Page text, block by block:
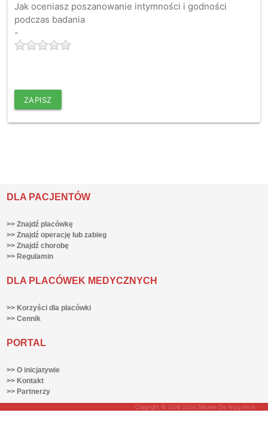
Jak oceniasz poszanowanie intymności i godności
podczas badania
-
ZAPISZ
DLA PACJENTÓW
>> Znajdź placówkę
>> Znajdź operację lub zabieg
>> Znajdź chorobę
>> Regulamin
DLA PLACÓWEK MEDYCZNYCH
>> Korzyści dla placówki
>> Cennik
PORTAL
>> O inicjatywie
>> Kontakt
>> Partnerzy
Copyright © 2008-2026 Zdrowie Dla Wszystkich